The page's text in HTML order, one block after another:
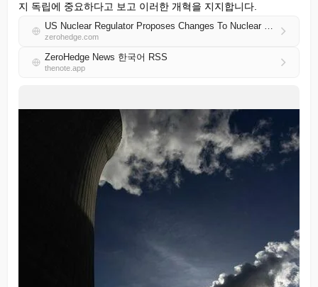
지 독립에 중요하다고 보고 이러한 개혁을 지지합니다.
US Nuclear Regulator Proposes Changes To Nuclear Safety Standards
zerohedge.com
ZeroHedge News 한국어 RSS
thenote.app